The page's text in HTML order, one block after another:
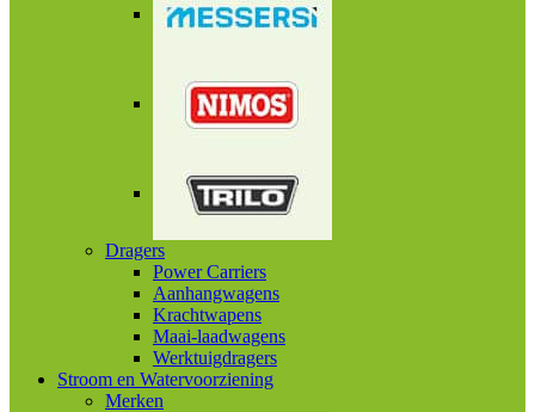
Dragers
Power Carriers
Aanhangwagens
Krachtwapens
Maai-laadwagens
Werktuigdragers
Stroom en Watervoorziening
Merken